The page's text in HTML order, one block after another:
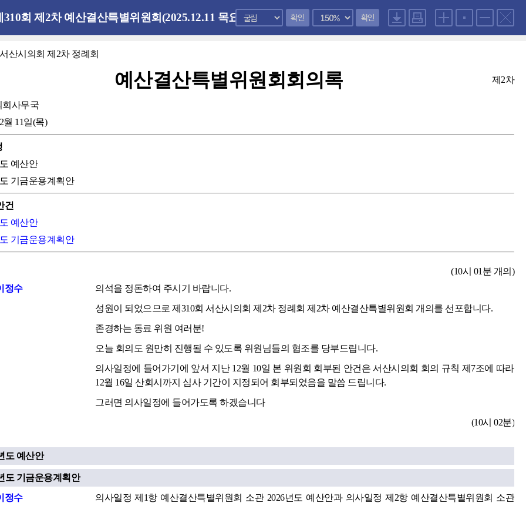
310회 제2차 예산결산특별위원회(2025.12.11 목요일) 확인 확인
산시의회 제2차 정례회
예산결산특별위원회회의록 제2차
회사무국
월 11일(목)
예산안
기금운용계획안
건
예산안
기금운용계획안
(10시 01분 개의)
정수
의석을 정돈하여 주시기 바랍니다.
성원이 되었으므로 제310회 서산시의회 제2차 정례회 제2차 예산결산특별위원회 개의를 선포합니다.
존경하는 동료 위원 여러분!
오늘 회의도 원만히 진행될 수 있도록 위원님들의 협조를 당부드립니다.
의사일정에 들어가기에 앞서 지난 12월 10일 본 위원회 회부된 안건은 서산시의회 회의 규칙 제7조에 따라
12월 16일 산회시까지 심사 기간이 지정되어 회부되었음을 말씀 드립니다.
그러면 의사일정에 들어가도록 하겠습니다
(10시 02분)
도 예산안
도 기금운용계획안
정수
의사일정 제1항 예산결산특별위원회 소관 2026년도 예산안과 의사일정 제2항 예산결산특별위원회 소관